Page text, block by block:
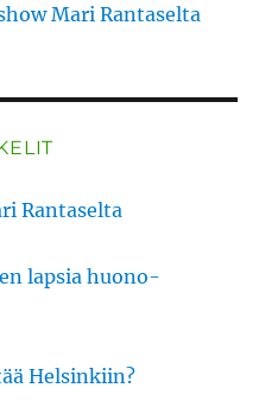
Mari Rantaselta
Rantaselta
lapsia huono-
Helsinkiin?